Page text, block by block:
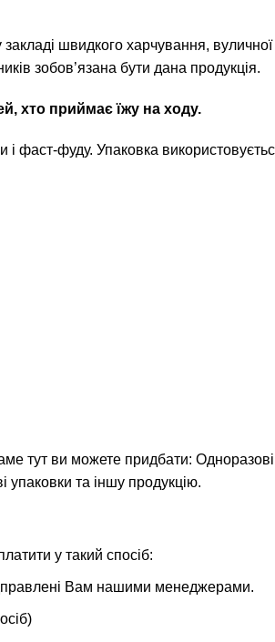
швидкого харчування,
зобов’язана бути дана продукція.
хто приймає їжу на ходу.
фаст-фуду. Упаковка
тут ви можете придбати: Одноразові
упаковки та іншу продукцію.
у такий спосіб:
Вам нашими менеджерами.